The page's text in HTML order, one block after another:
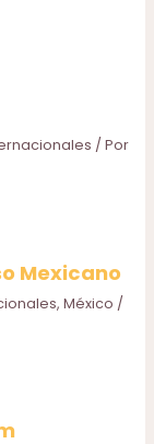
/ Por
Mexicano
,México /